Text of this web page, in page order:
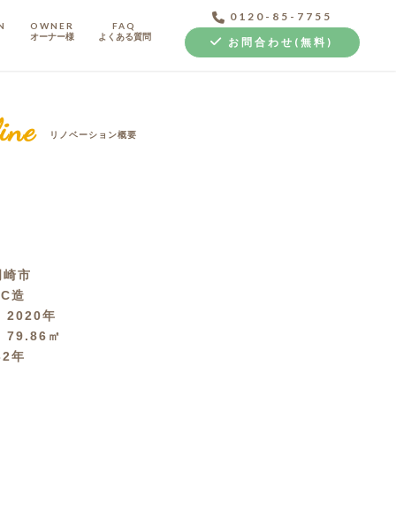
OWNER
オーナー様
FAQ
よくある質問
0120-85-7755
お問合わせ(無料)
リノベーション概要
市
造
2020年
79.86㎡
年